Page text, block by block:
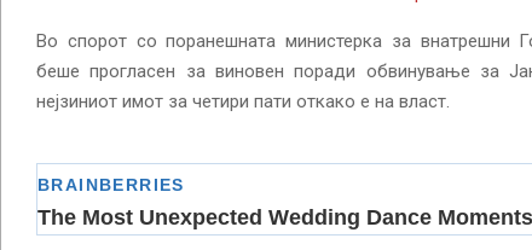
Во спорот со поранешната министерка за внатрешни
беше прогласен за виновен поради обвинување за
нејзиниот имот за четири пати откако е на власт.